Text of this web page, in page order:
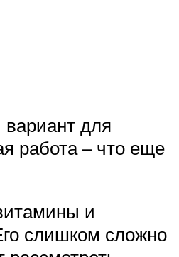
для
работа – что еще
и
слишком сложно